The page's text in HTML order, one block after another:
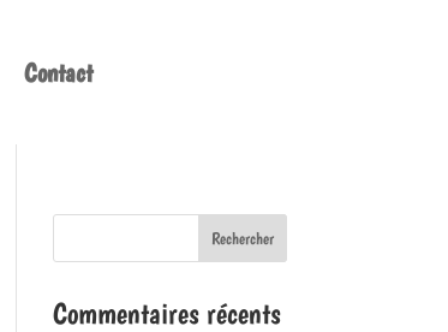
Contact
Commentaires récents